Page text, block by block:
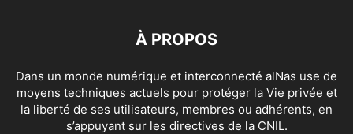
À PROPOS
Dans un monde numérique et interconnecté alNas use de
moyens techniques actuels pour protéger la Vie privée et
la liberté de ses utilisateurs, membres ou adhérents, en
s’appuyant sur les directives de la CNIL.